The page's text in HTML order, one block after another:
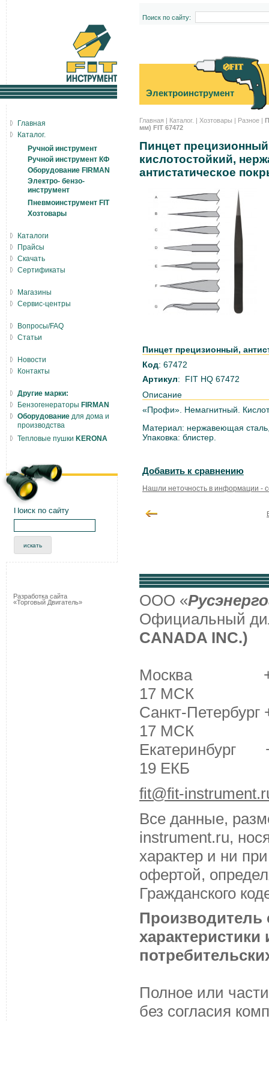
Поиск по сайту:
Электроинструмент
Главная | Каталог. | Хозтовары | Разное |
мм) FIT 67472
Пинцет
кислотостойкий,
антистатическое
Пинцет прецизионный,
Код: 67472
Артикул: FIT HQ 67472
Описание
«Профи». Немагнитный.
Материал: нержавеющая
Упаковка: блистер.
Добавить к сравнению
Нашли неточность в информации -
Главная
Каталог.
Ручной инструмент
Ручной инструмент КФ
Оборудование FIRMAN
Электро- бензо-
инструмент
Пневмоинструмент FIT
Хозтовары
Каталоги
Прайсы
Скачать
Сертификаты
Магазины
Сервис-центры
Вопросы/FAQ
Статьи
Новости
Контакты
Другие марки:
Бензогенераторы FIRMAN
Оборудование для дома и
производства
Тепловые пушки KERONA
Поиск по сайту
Разработка сайта
«Торговый Двигатель»
ООО «
Официальный
CANADA INC.)
Москва +7
17 МСК
Санкт-
17 МСК
Екатеринбург
19 ЕКБ
fit@fit-
Все данные,
instrument.ru,
характер и ни
офертой,
Гражданского
Производитель
Полное или
без согласия